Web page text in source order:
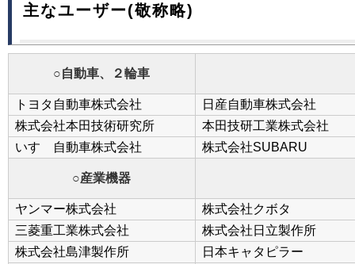
主なユーザー(敬称略)
○自動車、２輪車
トヨタ自動車株式会社
日産自動車株式会社
株式会社本田技術研究所
本田技研工業株式会社
いすゞ自動車株式会社
株式会社SUBARU
○産業機器
ヤンマー株式会社
株式会社クボタ
三菱重工業株式会社
株式会社日立製作所
株式会社島津製作所
日本キャタピラー